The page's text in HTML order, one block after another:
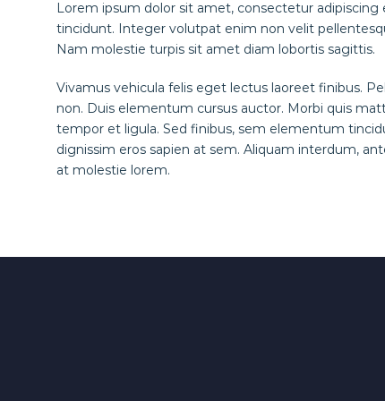
Lorem ipsum dolor sit amet, consectetur
tincidunt. Integer volutpat enim non velit
Nam molestie turpis sit amet diam lobortis sagittis.
Vivamus vehicula felis eget lectus laoreet finibus.
non. Duis elementum cursus auctor. Morbi quis
tempor et ligula. Sed finibus, sem elementum
dignissim eros sapien at sem. Aliquam interdum,
at molestie lorem.